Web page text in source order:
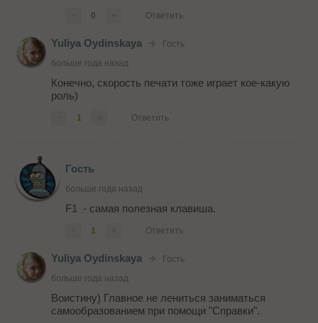
0 Ответить
Yuliya Oydinskaya
Гость
больше года назад
Конечно, скорость печати тоже играет кое-какую
роль)
1 Ответить
Гость
больше года назад
F1 - самая полезная клавиша.
1 Ответить
Yuliya Oydinskaya
Гость
больше года назад
Воистину) Главное не лениться заниматься
самообразованием при помощи "Справки".